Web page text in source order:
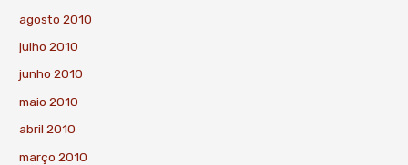
agosto 2010
julho 2010
junho 2010
maio 2010
abril 2010
março 2010